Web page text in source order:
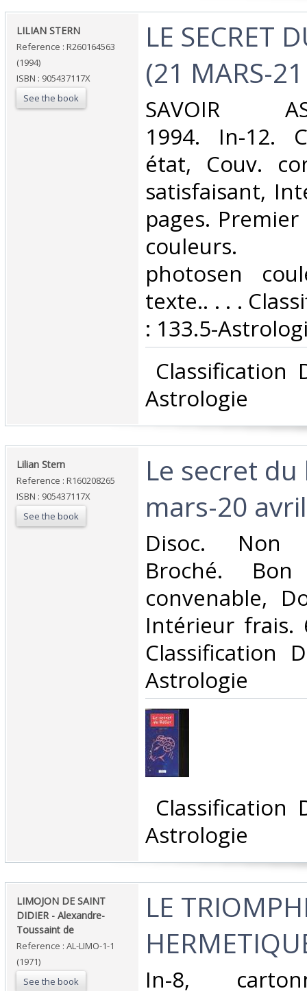
‎LILIAN STERN‎
Reference : R260164563
(1994)
ISBN : 905437117X
See the book
‎LE SECRET
(21 MARS-
‎SAVOIR
1994. In-12.
état, Couv.
satisfaisant,
pages.
couleurs.
photosen
texte.. . . .
: 133.5-
Classification
Astrologie‎
‎Lilian Stern‎
Reference : R160208265
ISBN : 905437117X
See the book
‎Le secret
mars-20
‎Disoc. Non
Broché.
convenable,
Intérieur frais.
Classification
Astrologie‎
Classification
Astrologie‎
‎LIMOJON DE SAINT
DIDIER - Alexandre-
Toussaint de‎
Reference : AL-LIMO-1-1
(1971)
See the book
‎LE
‎In-8,